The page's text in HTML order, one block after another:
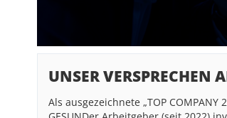
UNSER VERSPRECHEN
Als ausgezeichnete „TOP COMPANY